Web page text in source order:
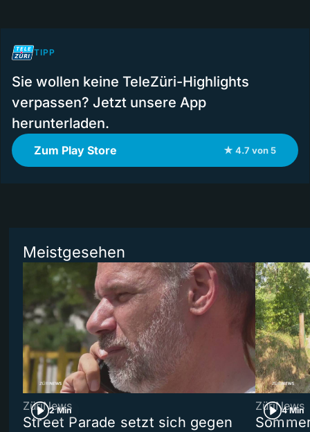
TIPP
Sie wollen keine TeleZüri-Highlights
verpassen? Jetzt unsere App
herunterladen.
Zum Play Store ★ 4.7 von 5
Meistgesehen
2 Min
ZüriNews
Street Parade setzt sich gegen
4 Min
ZüriNews